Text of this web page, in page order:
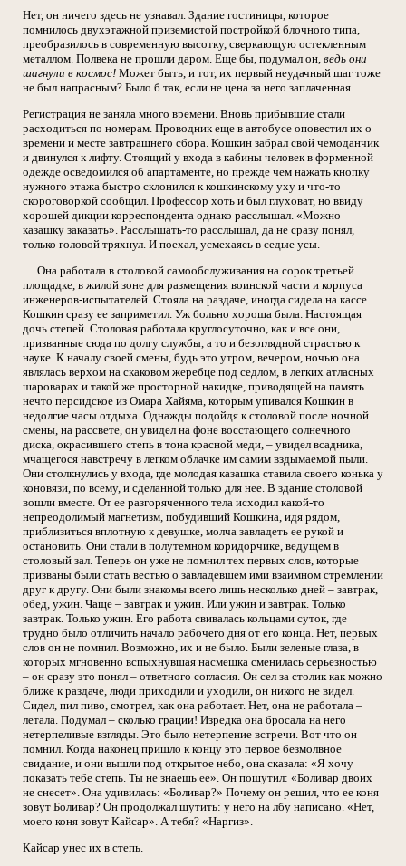
Нет, он ничего здесь не узнавал. Здание гостиницы, которое
помнилось двухэтажной приземистой постройкой блочного типа,
преобразилось в современную высотку, сверкающую остекленным
металлом. Полвека не прошли даром. Еще бы, подумал он, ведь они
шагнули в космос! Может быть, и тот, их первый неудачный шаг тоже
не был напрасным? Было б так, если не цена за него заплаченная.
Регистрация не заняла много времени. Вновь прибывшие стали
расходиться по номерам. Проводник еще в автобусе оповестил их о
времени и месте завтрашнего сбора. Кошкин забрал свой чемоданчик
и двинулся к лифту. Стоящий у входа в кабины человек в форменной
одежде осведомился об апартаменте, но прежде чем нажать кнопку
нужного этажа быстро склонился к кошкинскому уху и что-то
скороговоркой сообщил. Профессор хоть и был глуховат, но ввиду
хорошей дикции корреспондента однако расслышал. «Можно
казашку заказать». Расслышать-то расслышал, да не сразу понял,
только головой тряхнул. И поехал, усмехаясь в седые усы.
… Она работала в столовой самообслуживания на сорок третьей
площадке, в жилой зоне для размещения воинской части и корпуса
инженеров-испытателей. Стояла на раздаче, иногда сидела на кассе.
Кошкин сразу ее заприметил. Уж больно хороша была. Настоящая
дочь степей. Столовая работала круглосуточно, как и все они,
призванные сюда по долгу службы, а то и безоглядной страстью к
науке. К началу своей смены, будь это утром, вечером, ночью она
являлась верхом на скаковом жеребце под седлом, в легких атласных
шароварах и такой же просторной накидке, приводящей на память
нечто персидское из Омара Хайяма, которым упивался Кошкин в
недолгие часы отдыха. Однажды подойдя к столовой после ночной
смены, на рассвете, он увидел на фоне восстающего солнечного
диска, окрасившего степь в тона красной меди, – увидел всадника,
мчащегося навстречу в легком облачке им самим вздымаемой пыли.
Они столкнулись у входа, где молодая казашка ставила своего конька у
коновязи, по всему, и сделанной только для нее. В здание столовой
вошли вместе. От ее разгоряченного тела исходил какой-то
непреодолимый магнетизм, побудивший Кошкина, идя рядом,
приблизиться вплотную к девушке, молча завладеть ее рукой и
остановить. Они стали в полутемном коридорчике, ведущем в
столовый зал. Теперь он уже не помнил тех первых слов, которые
призваны были стать вестью о завладевшем ими взаимном стремлении
друг к другу. Они были знакомы всего лишь несколько дней – завтрак,
обед, ужин. Чаще – завтрак и ужин. Или ужин и завтрак. Только
завтрак. Только ужин. Его работа свивалась кольцами суток, где
трудно было отличить начало рабочего дня от его конца. Нет, первых
слов он не помнил. Возможно, их и не было. Были зеленые глаза, в
которых мгновенно вспыхнувшая насмешка сменилась серьезностью
– он сразу это понял – ответного согласия. Он сел за столик как можно
ближе к раздаче, люди приходили и уходили, он никого не видел.
Сидел, пил пиво, смотрел, как она работает. Нет, она не работала –
летала. Подумал – сколько грации! Изредка она бросала на него
нетерпеливые взгляды. Это было нетерпение встречи. Вот что он
помнил. Когда наконец пришло к концу это первое безмолвное
свидание, и они вышли под открытое небо, она сказала: «Я хочу
показать тебе степь. Ты не знаешь ее». Он пошутил: «Боливар двоих
не снесет». Она удивилась: «Боливар?» Почему он решил, что ее коня
зовут Боливар? Он продолжал шутить: у него на лбу написано. «Нет,
моего коня зовут Кайсар». А тебя? «Наргиз».
Кайсар унес их в степь.